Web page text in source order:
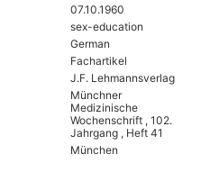
07.10.1960
sex-education
German
Fachartikel
J.F. Lehmannsverlag
Münchner
Medizinische
Wochenschrift , 102.
Jahrgang , Heft 41
München